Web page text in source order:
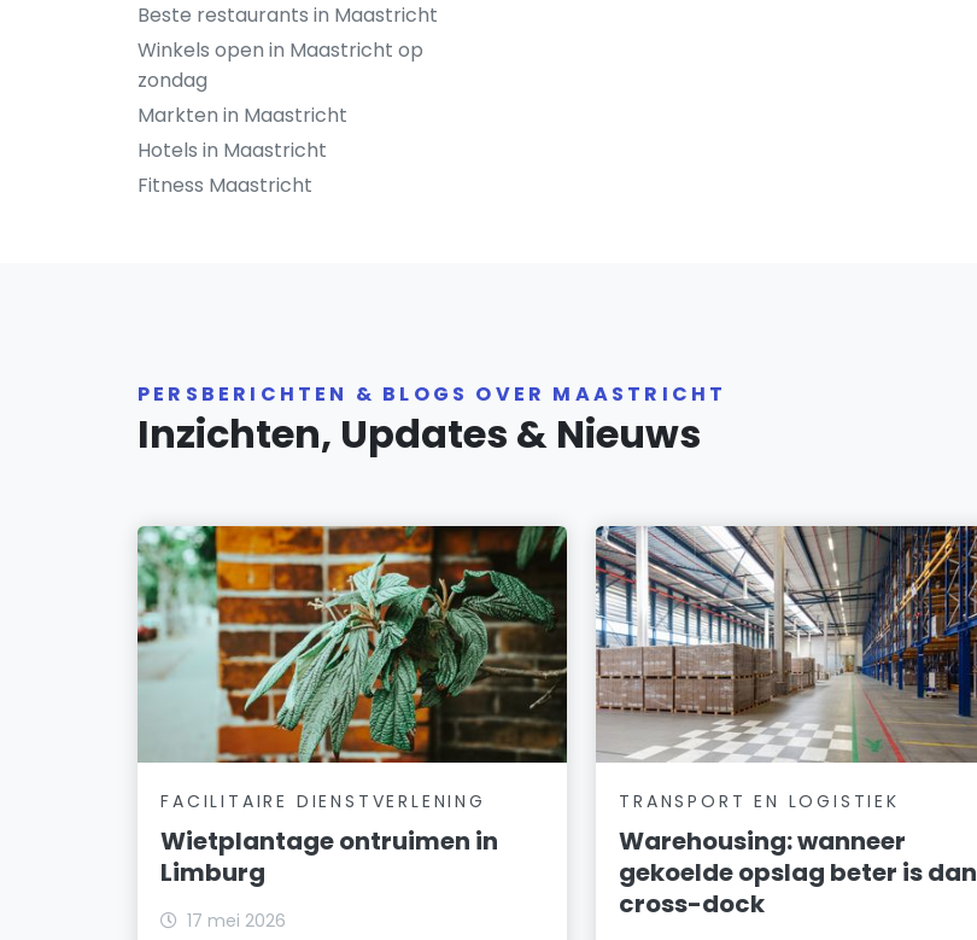
Beste restaurants in Maastricht
Winkels open in Maastricht op
zondag
Markten in Maastricht
Hotels in Maastricht
Fitness Maastricht
PERSBERICHTEN & BLOGS OVER MAASTRICHT
Inzichten, Updates & Nieuws
FACILITAIRE DIENSTVERLENING
Wietplantage ontruimen in
Limburg
17 mei 2026
TRANSPORT EN LOGISTIEK
Warehousing: wanneer
gekoelde opslag beter is dan
cross-dock